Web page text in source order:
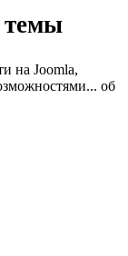
темы
на Joomla,
об